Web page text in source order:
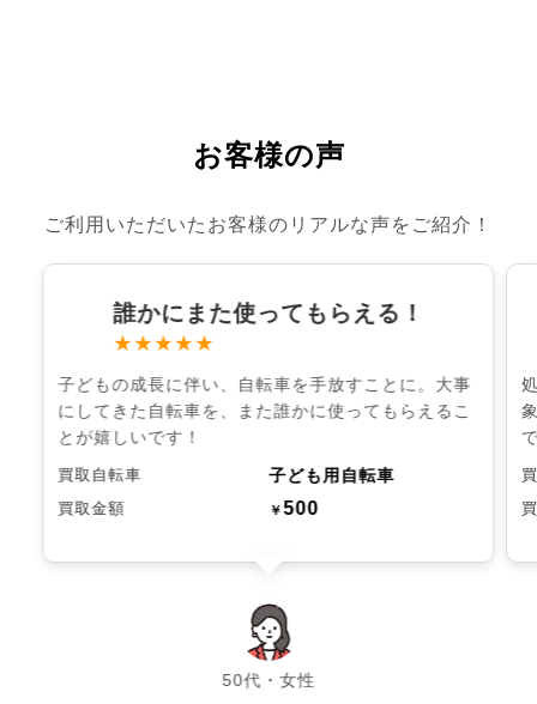
お客様の声
ご利用いただいたお客様のリアルな声をご紹介！
誰かにまた使ってもらえる！
★★★★★
子どもの成長に伴い、自転車を手放すことに。大事
にしてきた自転車を、また誰かに使ってもらえるこ
とが嬉しいです！
買取自転車 子ども用自転車
買取金額 ￥500
50代・女性
chevron_left chevron_right